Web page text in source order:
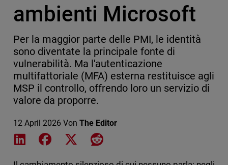
ambienti Microsoft
Per la maggior parte delle PMI, le identità
sono diventate la principale fonte di
vulnerabilità. Ma l'autenticazione
multifattoriale (MFA) esterna restituisce agli
MSP il controllo, offrendo loro un servizio di
valore da proporre.
12 April 2026 Von The Editor
Share on LinkedIn
Share on Facebook
Share on XShare on Reddit